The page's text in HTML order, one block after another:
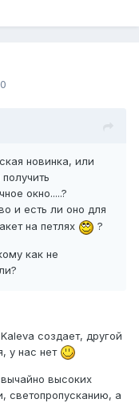
новинка, или
окно.....?
и есть ли оно для
на петлях
?
как не
создает, другой
у нас нет
высоких
светопропусканию, а